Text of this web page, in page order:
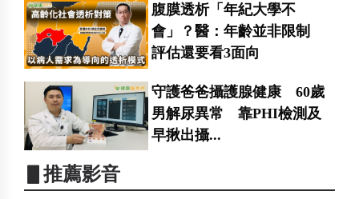
腹膜透析「年紀大學不
會」？醫：年齡並非限制
評估還要看3面向
守護爸爸攝護腺健康 60歲
男解尿異常 靠PHI檢測及
早揪出攝...
▋推薦影音